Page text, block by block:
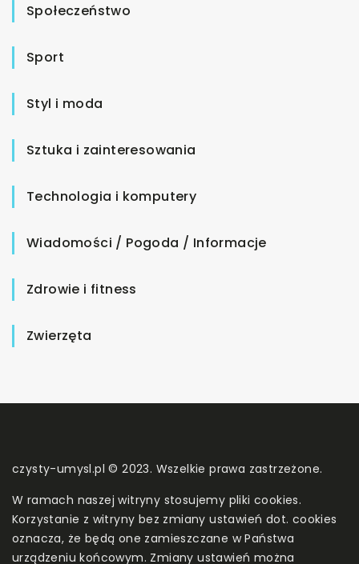
Społeczeństwo
Sport
Styl i moda
Sztuka i zainteresowania
Technologia i komputery
Wiadomości / Pogoda / Informacje
Zdrowie i fitness
Zwierzęta
czysty-umysl.pl © 2023. Wszelkie prawa zastrzeżone.
W ramach naszej witryny stosujemy pliki cookies.
Korzystanie z witryny bez zmiany ustawień dot. cookies
oznacza, że będą one zamieszczane w Państwa
urządzeniu końcowym. Zmiany ustawień można